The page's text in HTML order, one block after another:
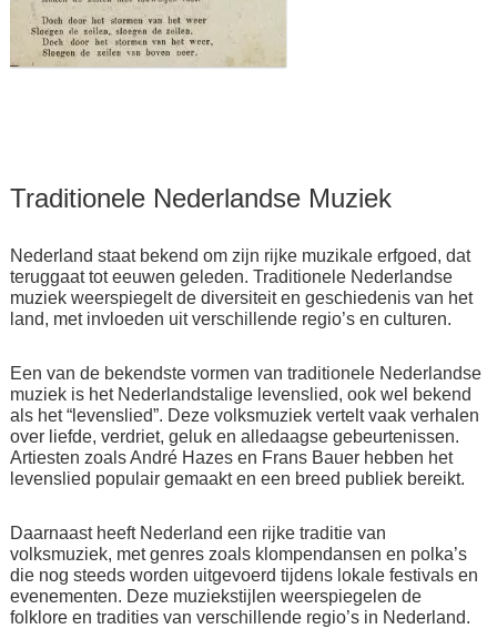
Traditionele Nederlandse Muziek
Nederland staat bekend om zijn rijke muzikale erfgoed, dat
teruggaat tot eeuwen geleden. Traditionele Nederlandse
muziek weerspiegelt de diversiteit en geschiedenis van het
land, met invloeden uit verschillende regio’s en culturen.
Een van de bekendste vormen van traditionele Nederlandse
muziek is het Nederlandstalige levenslied, ook wel bekend
als het “levenslied”. Deze volksmuziek vertelt vaak verhalen
over liefde, verdriet, geluk en alledaagse gebeurtenissen.
Artiesten zoals André Hazes en Frans Bauer hebben het
levenslied populair gemaakt en een breed publiek bereikt.
Daarnaast heeft Nederland een rijke traditie van
volksmuziek, met genres zoals klompendansen en polka’s
die nog steeds worden uitgevoerd tijdens lokale festivals en
evenementen. Deze muziekstijlen weerspiegelen de
folklore en tradities van verschillende regio’s in Nederland.